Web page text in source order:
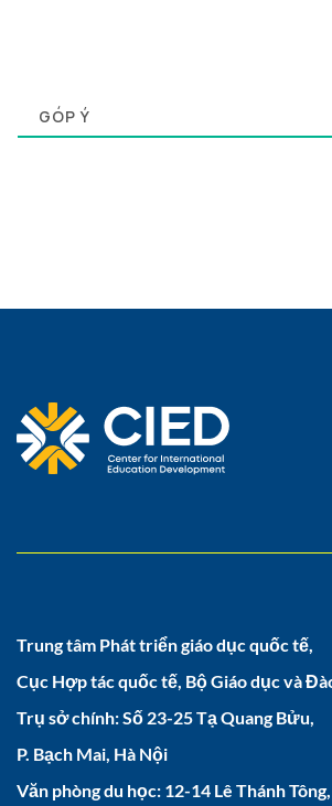
GÓP Ý
Trung tâm Phát triển giáo dục quốc tế,
Cục Hợp tác quốc tế, Bộ Giáo dục và
Trụ sở chính: Số 23-25 Tạ Quang Bửu,
P. Bạch Mai, Hà Nội
Văn phòng du học: 12-14 Lê Thánh Tông,